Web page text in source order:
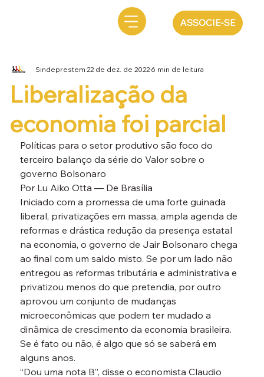
ASSOCIE-SE
Liberalização da
economia foi parcial
Sindeprestem22 de dez. de 20226 min de leitura
Políticas para o setor produtivo são foco do
terceiro balanço da série do Valor sobre o
governo Bolsonaro
Por Lu Aiko Otta — De Brasília
Iniciado com a promessa de uma forte guinada
liberal, privatizações em massa, ampla agenda de
reformas e drástica redução da presença estatal
na economia, o governo de Jair Bolsonaro chega
ao final com um saldo misto. Se por um lado não
entregou as reformas tributária e administrativa e
privatizou menos do que pretendia, por outro
aprovou um conjunto de mudanças
microeconômicas que podem ter mudado a
dinâmica de crescimento da economia brasileira.
Se é fato ou não, é algo que só se saberá em
alguns anos.
“Dou uma nota B”, disse o economista Claudio